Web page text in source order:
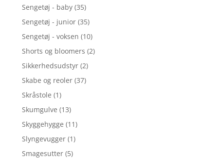
Sengetøj - baby (35)
Sengetøj - junior (35)
Sengetøj - voksen (10)
Shorts og bloomers (2)
Sikkerhedsudstyr (2)
Skabe og reoler (37)
Skråstole (1)
Skumgulve (13)
Skyggehygge (11)
Slyngevugger (1)
Smagesutter (5)